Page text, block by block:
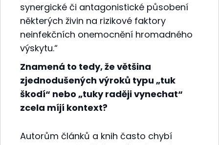
synergické či antagonistické působení
některých živin na rizikové faktory
neinfekčních onemocnění hromadného
výskytu.“
Znamená to tedy, že většina
zjednodušených výroků typu „tuk
škodí“ nebo „tuky raději vynechat“
zcela míjí kontext?
Autorům článků a knih často chybí